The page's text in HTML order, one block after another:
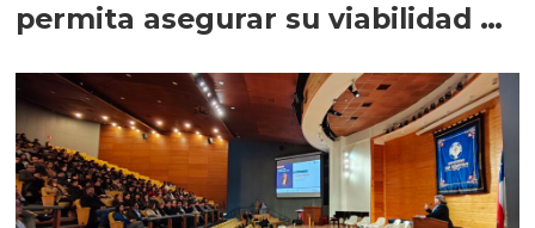
permita asegurar su viabilidad de